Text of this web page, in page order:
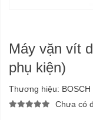
Máy vặn vít
phụ kiện)
Thương hiệu: BOSCH
Chưa có